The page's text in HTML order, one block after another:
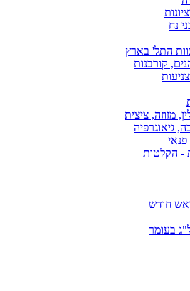
נח
התל' בארץ
קורבנות
מזוזה, ציצית
גיאוגרפיה
- הקלטות
חודש
בעומר